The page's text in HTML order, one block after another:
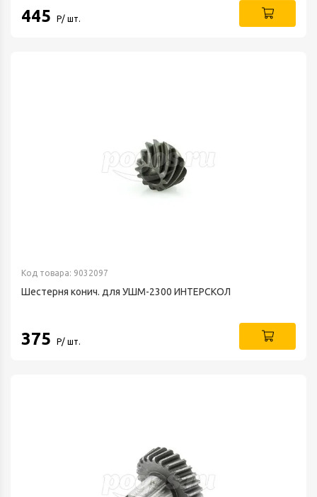
445 Р/ шт.
Код товара: 9032097
Шестерня конич. для УШМ-2300 ИНТЕРСКОЛ
375 Р/ шт.